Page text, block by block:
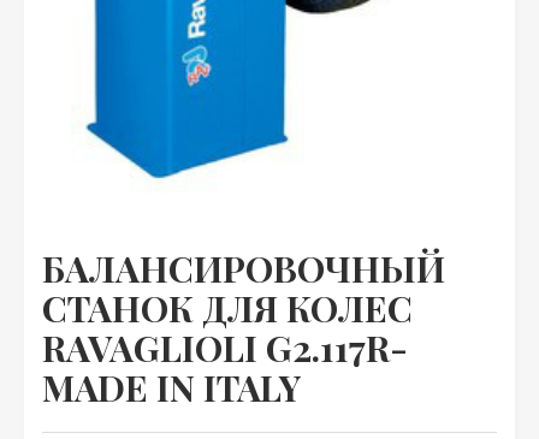
БАЛАНСИРОВОЧНЫЙ
СТАНОК ДЛЯ КОЛЕС
RAVAGLIOLI G2.117R-
MADE IN ITALY